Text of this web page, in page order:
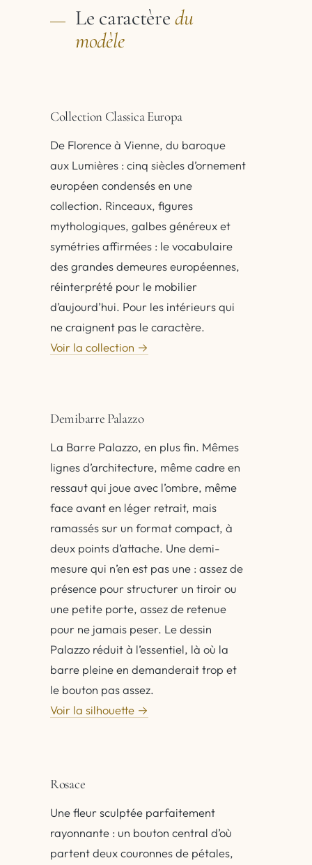
Le caractèredu
modèle
Collection Classica Europa
De Florence à Vienne, du baroque
aux Lumières : cinq siècles d’ornement
européen condensés en une
collection. Rinceaux, figures
mythologiques, galbes généreux et
symétries affirmées : le vocabulaire
des grandes demeures européennes,
réinterprété pour le mobilier
d’aujourd’hui. Pour les intérieurs qui
ne craignent pas le caractère.
Voir la collection →
Demibarre Palazzo
La Barre Palazzo, en plus fin. Mêmes
lignes d’architecture, même cadre en
ressaut qui joue avec l’ombre, même
face avant en léger retrait, mais
ramassés sur un format compact, à
deux points d’attache. Une demi-
mesure qui n’en est pas une : assez de
présence pour structurer un tiroir ou
une petite porte, assez de retenue
pour ne jamais peser. Le dessin
Palazzo réduit à l’essentiel, là où la
barre pleine en demanderait trop et
le bouton pas assez.
Voir la silhouette →
Rosace
Une fleur sculptée parfaitement
rayonnante : un bouton central d’où
partent deux couronnes de pétales,